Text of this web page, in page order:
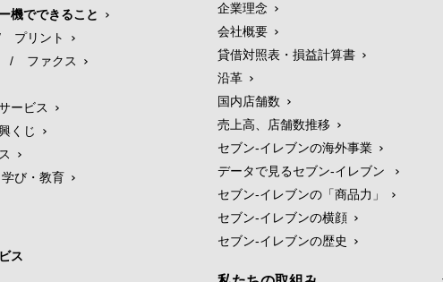
機でできること
プリント
/
ファクス
ービス
くじ
学び・教育
ス
企業理念
会社概要
貸借対照表・損益計算書
沿革
国内店舗数
売上高、店舗数推移
セブン‐イレブンの海外事業
データで見るセブン‐イレブン
セブン‐イレブンの「商品力」
セブン-イレブンの横顔
セブン-イレブンの歴史